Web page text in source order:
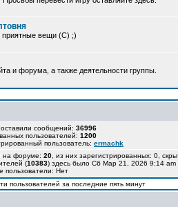
вещи (C) ;)
и форума, а также деятельности группы.
сообщений: 36996
пользователей: 1200
пользователь: ermachk
на форуме: 20 , из них зарегистрированных: 0,
(10383) здесь было Сб Мар 21, 2026 9:14 am
пользователи: Нет
пользователей за последние пять минут